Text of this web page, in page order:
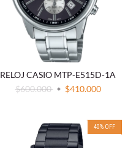
RELOJ CASIO MTP-E515D-1A
$600.000
$410.000
40% OFF